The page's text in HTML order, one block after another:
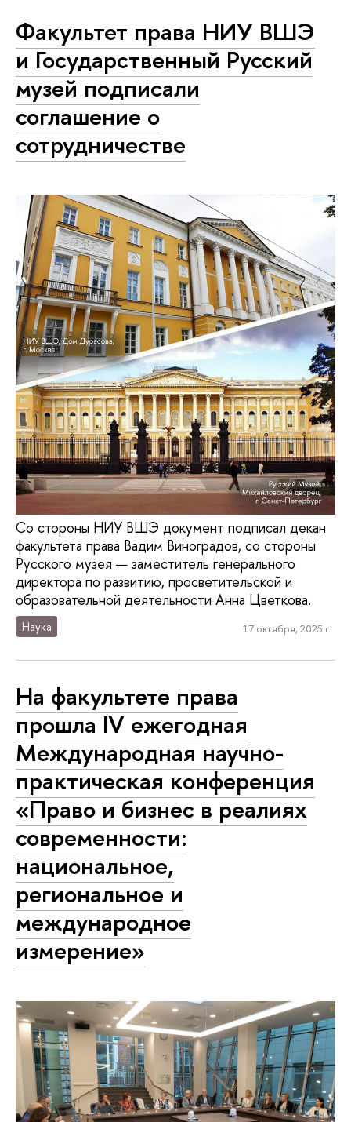
Факультет права НИУ ВШЭ
и Государственный Русский
музей подписали
соглашение о
сотрудничестве
Со стороны НИУ ВШЭ документ подписал декан
факультета права Вадим Виноградов, со стороны
Русского музея — заместитель генерального
директора по развитию, просветительской и
образовательной деятельности Анна Цветкова.
Наука 17 октября, 2025 г.
На факультете права
прошла IV ежегодная
Международная научно-
практическая конференция
«Право и бизнес в реалиях
современности:
национальное,
региональное и
международное
измерение»